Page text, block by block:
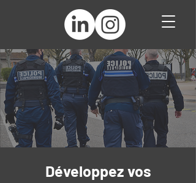
Développez vos